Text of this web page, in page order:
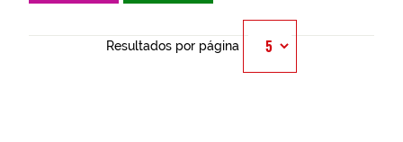
Resultados por página